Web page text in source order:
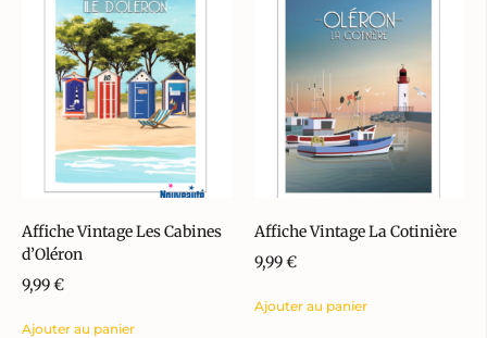
Affiche Vintage Les Cabines
d’Oléron
9,99€
Ajouter au panier
Affiche Vintage La Cotinière
9,99€
Ajouter au panier